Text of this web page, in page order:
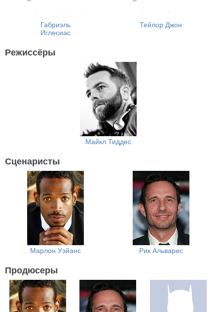
Габриэль
Иглесиас
Тейлор Джон
Режиссёры
Майкл Тиддес
Сценаристы
Марлон Уэйанс Рик Альварес
Продюсеры